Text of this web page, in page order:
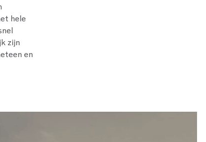
hele
zijn
en